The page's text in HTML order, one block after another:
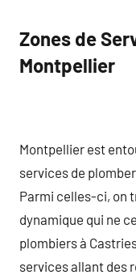
Zones de
Montpellier
Montpellier est
services de
Parmi celles-ci, on
dynamique qui ne
plombiers à
services allant des